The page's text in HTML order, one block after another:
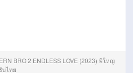
BRO 2 ENDLESS LOVE (2023) พี่ใหญ่
บไทย